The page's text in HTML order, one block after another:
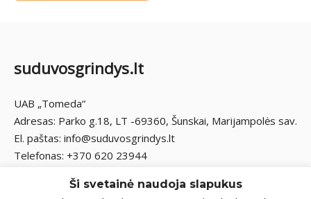
suduvosgrindys.lt
UAB „Tomeda“
Adresas: Parko g.18, LT -69360, Šunskai, Marijampolės sav.
El. paštas: info@suduvosgrindys.lt
Telefonas: +370 620 23944
Ši svetainė naudoja slapukus